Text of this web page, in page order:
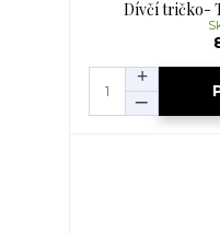
Dívčí tričko-